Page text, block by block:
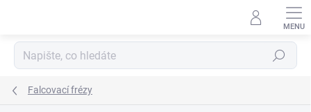
Hledat
Falcovací frézy